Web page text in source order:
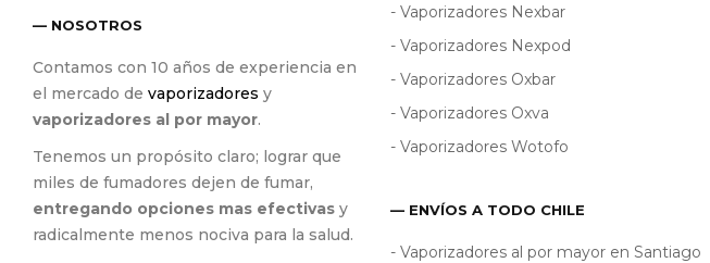
— NOSOTROS
Contamos con 10 años de experiencia en
el mercado de vaporizadores y
vaporizadores al por mayor.
Tenemos un propósito claro; lograr que
miles de fumadores dejen de fumar,
entregando opciones mas efectivas y
radicalmente menos nociva para la salud.
- Vaporizadores Nexbar
- Vaporizadores Nexpod
- Vaporizadores Oxbar
- Vaporizadores Oxva
- Vaporizadores Wotofo
— ENVÍOS A TODO CHILE
- Vaporizadores al por mayor en Santiago